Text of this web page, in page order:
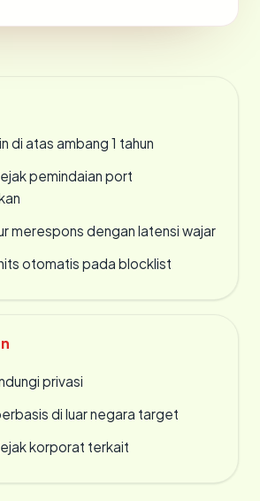
di atas ambang 1 tahun
pemindaian port
merespons dengan latensi wajar
otomatis pada blocklist
privasi
di luar negara target
korporat terkait